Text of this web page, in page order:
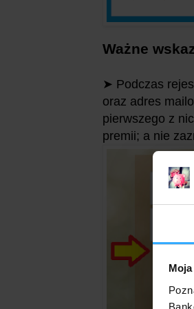
Ważne
➤ Podczas
oraz adres
pierwszego z
premii; a nie